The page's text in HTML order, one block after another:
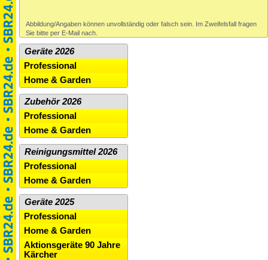
Abbildung/Angaben können unvollständig oder falsch sein. Im Zweifelsfall fragen
Sie bitte per E-Mail nach.
Geräte 2026
Professional
Home & Garden
Zubehör 2026
Professional
Home & Garden
Reinigungsmittel 2026
Professional
Home & Garden
Geräte 2025
Professional
Home & Garden
Aktionsgeräte 90 Jahre
Kärcher